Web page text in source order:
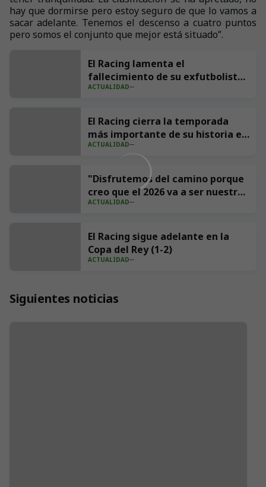
hay que dormirse pero estoy seguro de que lo vamos a
sacar adelante. Tenemos el descenso a cuatro puntos
pero somos el conjunto que mejor está situado”.
El Racing lamenta el
fallecimiento de su exfutbolista
Andrés Parada ‘Suco’
ACTUALIDAD
El Racing cierra la temporada
más importante de su historia en
redes con 539 millones de
impresiones
ACTUALIDAD
"Disfrutemos del camino porque
creo que el 2026 va a ser nuestro
año"
ACTUALIDAD
El Racing sigue adelante en la
Copa del Rey (1-2)
ACTUALIDAD
Siguientes noticias